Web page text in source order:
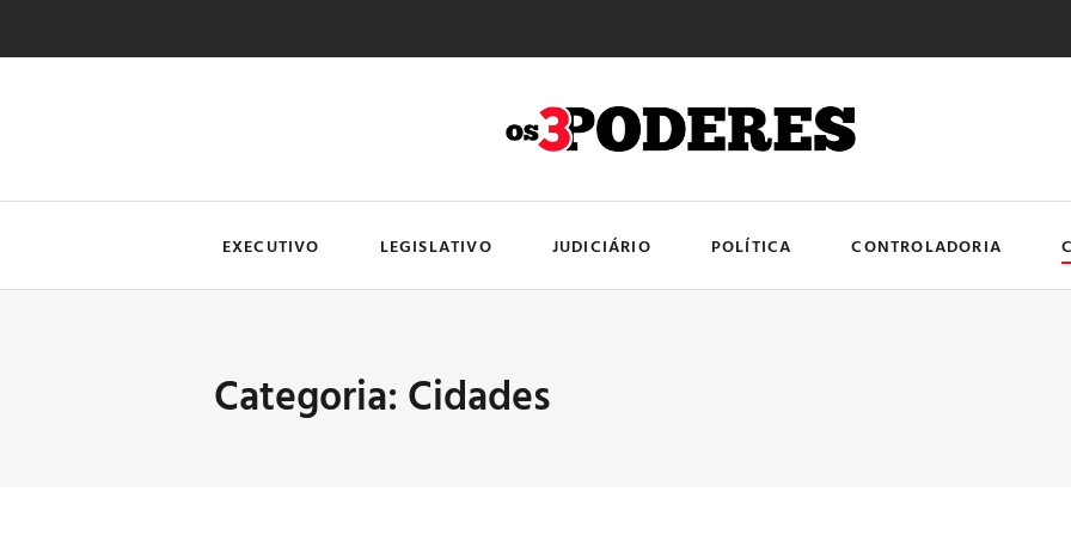
EXECUTIVO LEGISLATIVO JUDICIÁRIO POLÍTICA CONTROLADORIA
Categoria: Cidades